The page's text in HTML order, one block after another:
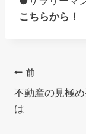
こちらから！
投
稿
前
不動産の見極
は